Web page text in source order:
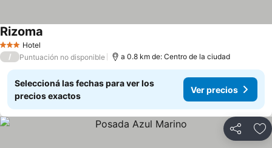
3 Estrellas
Hotel
Rizoma
/ Puntuación no disponible a 0.8 km de: Centro de la ciudad
Seleccioná las fechas para ver los
precios exactos
Ver precios
Compartir